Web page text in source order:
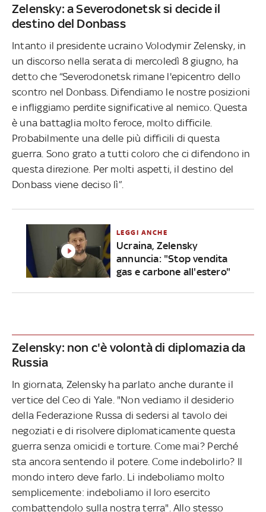
Zelensky: a Severodonetsk si decide il
destino del Donbass
Intanto il presidente ucraino Volodymir Zelensky, in
un discorso nella serata di mercoledì 8 giugno, ha
detto che “Severodonetsk rimane l'epicentro dello
scontro nel Donbass. Difendiamo le nostre posizioni
e infliggiamo perdite significative al nemico. Questa
è una battaglia molto feroce, molto difficile.
Probabilmente una delle più difficili di questa
guerra. Sono grato a tutti coloro che ci difendono in
questa direzione. Per molti aspetti, il destino del
Donbass viene deciso lì”.
LEGGI ANCHE
Ucraina, Zelensky
annuncia: "Stop vendita
gas e carbone all'estero"
Zelensky: non c'è volontà di diplomazia da
Russia
In giornata, Zelensky ha parlato anche durante il
vertice del Ceo di Yale. "Non vediamo il desiderio
della Federazione Russa di sedersi al tavolo dei
negoziati e di risolvere diplomaticamente questa
guerra senza omicidi e torture. Come mai? Perché
sta ancora sentendo il potere. Come indebolirlo? Il
mondo intero deve farlo. Li indeboliamo molto
semplicemente: indeboliamo il loro esercito
combattendolo sulla nostra terra". Allo stesso